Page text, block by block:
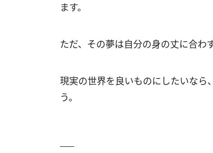
ます。
ただ、その夢は自分の身の丈に合わ
現実の世界を良いものにしたいなら
う。